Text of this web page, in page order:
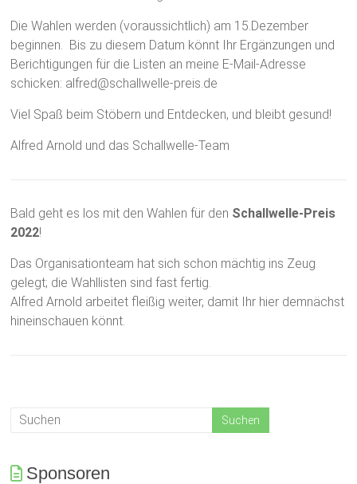
Die Wahlen werden (voraussichtlich) am 15.Dezember
beginnen. Bis zu diesem Datum könnt Ihr Ergänzungen und
Berichtigungen für die Listen an meine E-Mail-Adresse
schicken: alfred@schallwelle-preis.de
Viel Spaß beim Stöbern und Entdecken, und bleibt gesund!
Alfred Arnold und das Schallwelle-Team
Bald geht es los mit den Wahlen für den Schallwelle-Preis
2022!
Das Organisationteam hat sich schon mächtig ins Zeug
gelegt; die Wahllisten sind fast fertig.
Alfred Arnold arbeitet fleißig weiter, damit Ihr hier demnächst
hineinschauen könnt.
Sponsoren